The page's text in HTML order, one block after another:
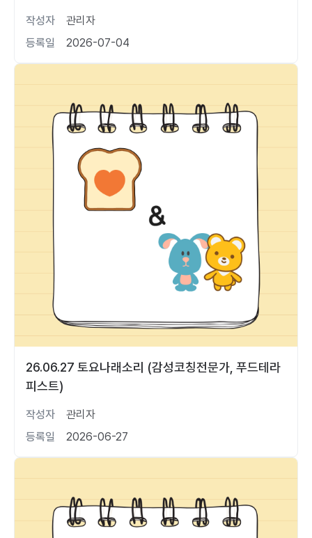
작성자
관리자
등록일
2026-07-04
26.06.27 토요나래소리 (감성코칭전문가, 푸드테라
피스트)
작성자
관리자
등록일
2026-06-27